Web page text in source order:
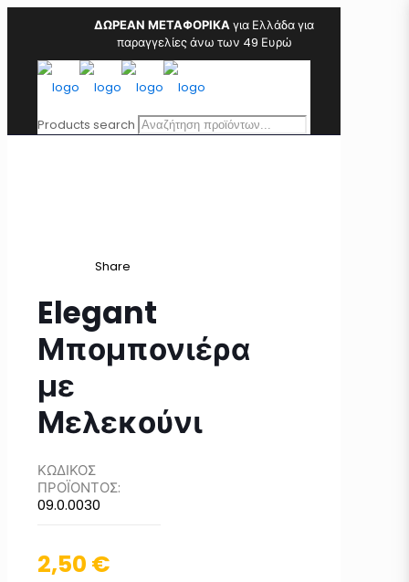
ΔΩΡΕΑΝ ΜΕΤΑΦΟΡΙΚΑγια Ελλάδα για
παραγγελίες άνω των 49 Ευρώ
Products search
Share
Elegant
Μπομπονιέρα
με
Μελεκούνι
ΚΩΔΙΚΟΣ
ΠΡΟΪΟΝΤΟΣ:
09.0.0030
2,50 €